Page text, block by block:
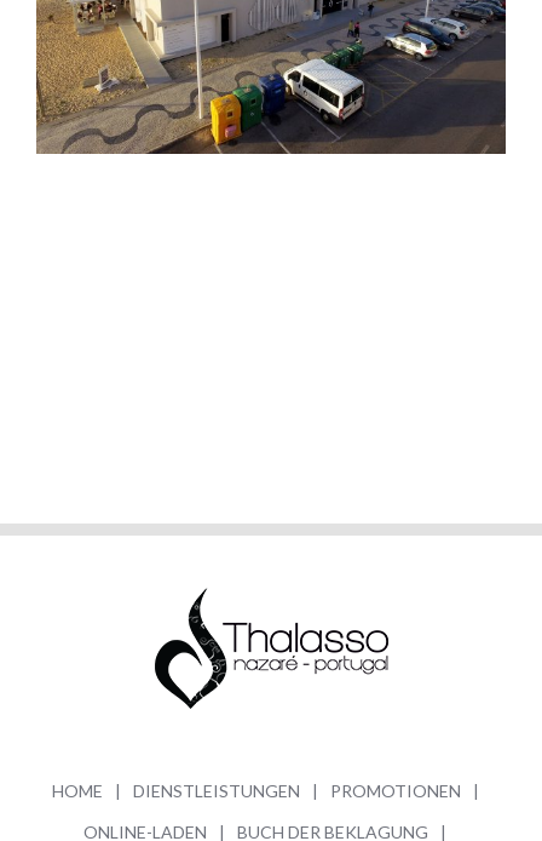
HOME DIENSTLEISTUNGEN
PROMOTIONEN
ONLINE-LADEN
BUCH DER BEKLAGUNG